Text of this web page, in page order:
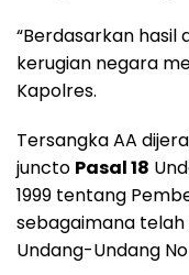
“Berdasarkan hasil
kerugian negara
Kapolres.
Tersangka AA
juncto Pasal 18
1999 tentang
sebagaimana
Undang-Undang